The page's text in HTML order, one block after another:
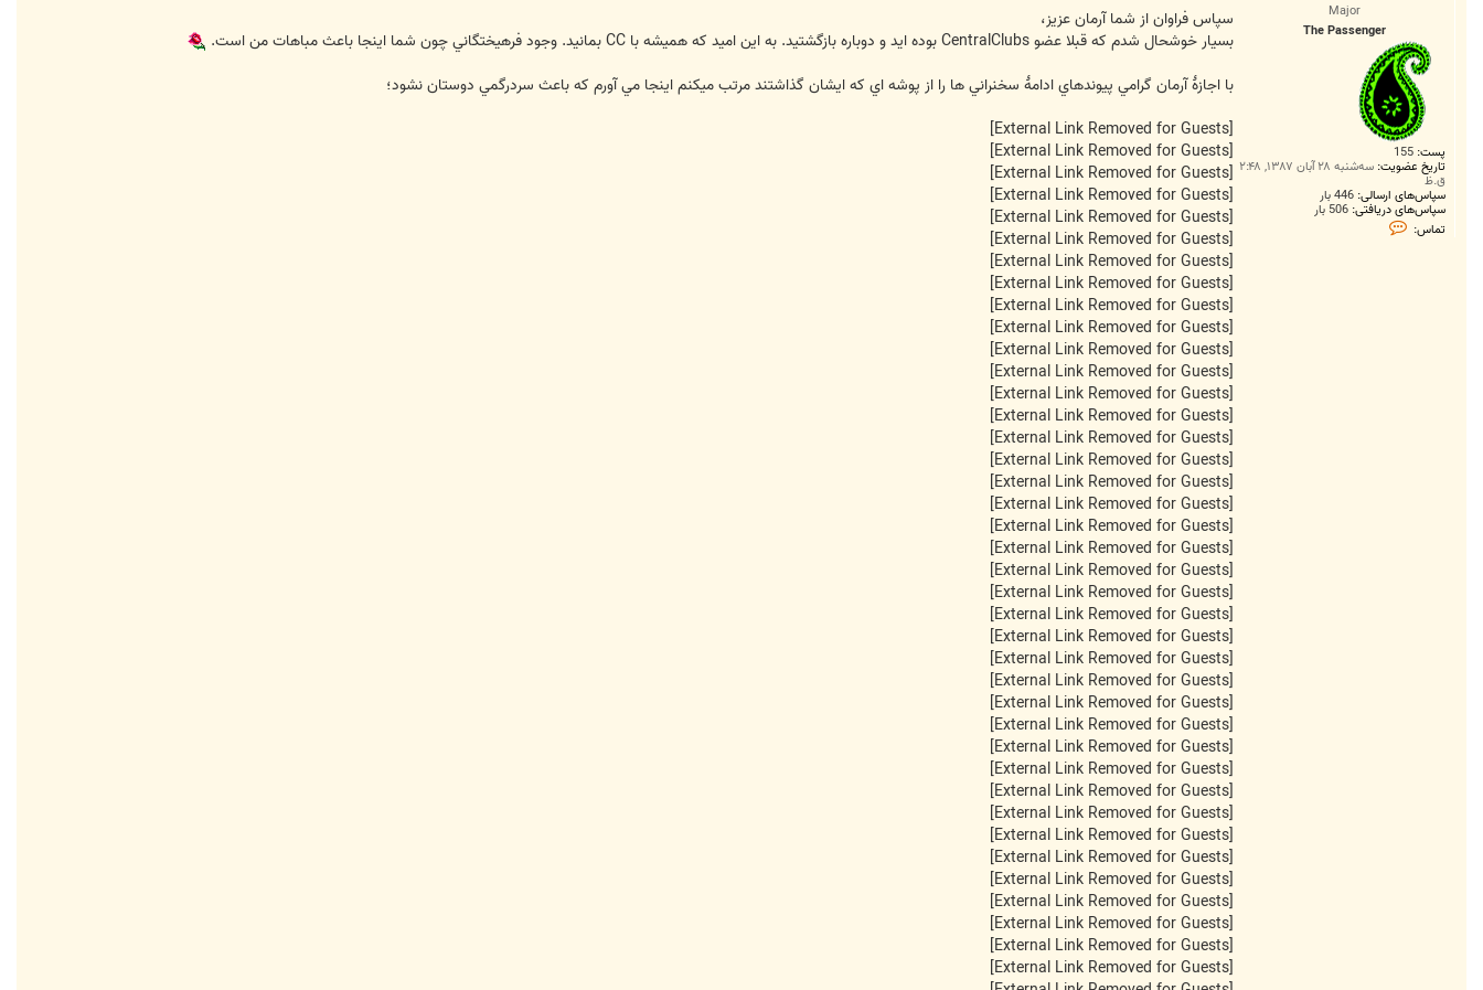
Major
The Passenger
پست: 155
تاریخ عضویت: سه‌شنبه ۲۸ آبان ۱۳۸۷, ۲:۴۸
ق.ظ
سپاس‌های ارسالی: 446 بار
سپاس‌های دریافتی: 506 بار
تماس:
ت
سپاس فراوان از شما آرمان عزيز،
بسيار خوشحال شدم كه قبلا عضو CentralClubs بوده ايد و دوباره بازگشتيد. به اين اميد كه هميشه با CC بمانيد. وجود فرهيختگاني چون شما اينجا باعث مباهات من است.
با اجازۀ آرمان گرامي پيوندهاي ادامۀ سخنراني ها را از پوشه اي كه ايشان گذاشتند مرتب ميكنم اينجا مي آورم كه باعث سردرگمي دوستان نشود؛
[External Link Removed for Guests]
[External Link Removed for Guests]
[External Link Removed for Guests]
[External Link Removed for Guests]
[External Link Removed for Guests]
[External Link Removed for Guests]
[External Link Removed for Guests]
[External Link Removed for Guests]
[External Link Removed for Guests]
[External Link Removed for Guests]
[External Link Removed for Guests]
[External Link Removed for Guests]
[External Link Removed for Guests]
[External Link Removed for Guests]
[External Link Removed for Guests]
[External Link Removed for Guests]
[External Link Removed for Guests]
[External Link Removed for Guests]
[External Link Removed for Guests]
[External Link Removed for Guests]
[External Link Removed for Guests]
[External Link Removed for Guests]
[External Link Removed for Guests]
[External Link Removed for Guests]
[External Link Removed for Guests]
[External Link Removed for Guests]
[External Link Removed for Guests]
[External Link Removed for Guests]
[External Link Removed for Guests]
[External Link Removed for Guests]
[External Link Removed for Guests]
[External Link Removed for Guests]
[External Link Removed for Guests]
[External Link Removed for Guests]
[External Link Removed for Guests]
[External Link Removed for Guests]
[External Link Removed for Guests]
[External Link Removed for Guests]
[External Link Removed for Guests]